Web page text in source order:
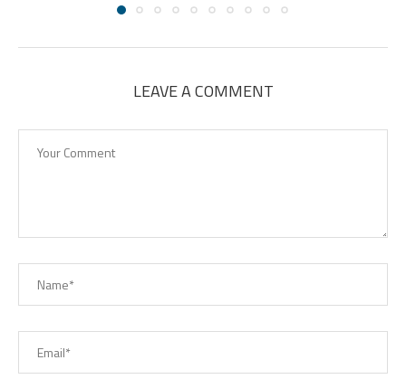
LEAVE A COMMENT